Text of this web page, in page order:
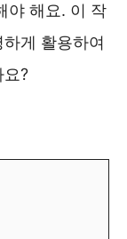
야 해요. 이 작
게 활용하여
요?